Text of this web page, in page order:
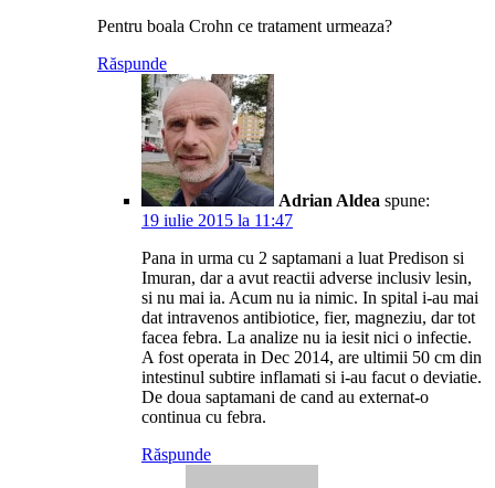
Pentru boala Crohn ce tratament urmeaza?
Răspunde
Adrian Aldea spune:
19 iulie 2015 la 11:47
Pana in urma cu 2 saptamani a luat Predison si
Imuran, dar a avut reactii adverse inclusiv lesin,
si nu mai ia. Acum nu ia nimic. In spital i-au mai
dat intravenos antibiotice, fier, magneziu, dar tot
facea febra. La analize nu ia iesit nici o infectie.
A fost operata in Dec 2014, are ultimii 50 cm din
intestinul subtire inflamati si i-au facut o deviatie.
De doua saptamani de cand au externat-o
continua cu febra.
Răspunde